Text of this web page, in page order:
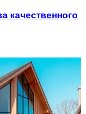
качественного